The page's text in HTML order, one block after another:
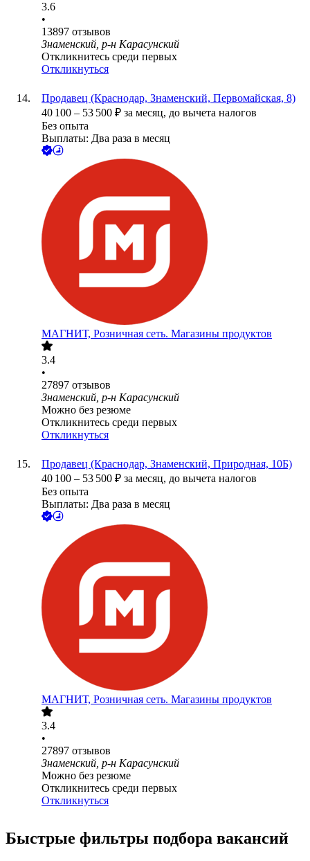
3.6
•
13897 отзывов
Знаменский, р-н Карасунский
Откликнитесь среди первых
Откликнуться
Продавец (Краснодар, Знаменский, Первомайская, 8)
40 100 – 53 500 ₽ за месяц, до вычета налогов
Без опыта
Выплаты: Два раза в месяц
МАГНИТ, Розничная сеть. Магазины продуктов
3.4
•
27897 отзывов
Знаменский, р-н Карасунский
Можно без резюме
Откликнитесь среди первых
Откликнуться
Продавец (Краснодар, Знаменский, Природная, 10Б)
40 100 – 53 500 ₽ за месяц, до вычета налогов
Без опыта
Выплаты: Два раза в месяц
МАГНИТ, Розничная сеть. Магазины продуктов
3.4
•
27897 отзывов
Знаменский, р-н Карасунский
Можно без резюме
Откликнитесь среди первых
Откликнуться
Быстрые фильтры подбора вакансий